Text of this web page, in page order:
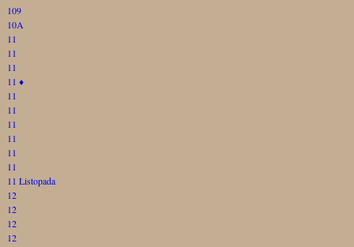
109
10A
11
11
11
11 ♦
11
11
11
11
11
11
11 Listopada
12
12
12
12